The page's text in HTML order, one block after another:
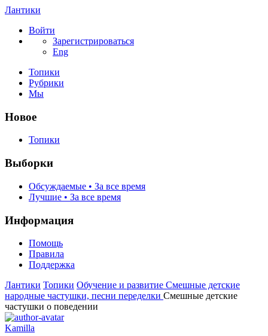
Лантики
Войти
Зарегистрироваться
Eng
Топики
Рубрики
Мы
Новое
Топики
Выборки
Обсуждаемые • За все время
Лучшие • За все время
Информация
Помощь
Правила
Поддержка
Лантики Топики Обучение и развитие Смешные детские
народные частушки, песни переделки Смешные детские
частушки о поведении
Kamilla